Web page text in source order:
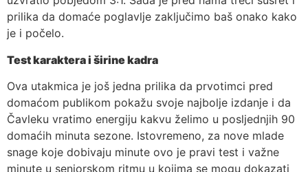
prilika da domaće poglavlje zaključimo baš onako kako
je i počelo.
Test karaktera i širine kadra
Ova utakmica je još jedna prilika da prvotimci pred
domaćom publikom pokažu svoje najbolje izdanje i da
Čavleku vratimo energiju kakvu želimo u posljednjih 90
domaćih minuta sezone. Istovremeno, za nove mlade
snage koje dobivaju minute ovo je pravi test i važne
minute u seniorskom ritmu u kojima se mogu dokazati